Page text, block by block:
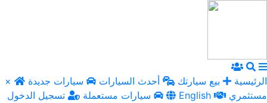
× الرئيسية بيع سيارتك أحدث السيارات
سيارات جديدة
سيارات مستعملة
تسجيل الدخول English